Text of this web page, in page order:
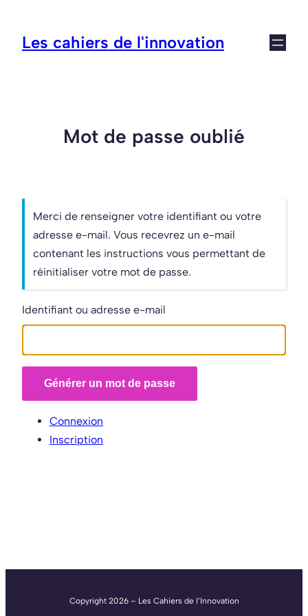
contenu
Les cahiers de l'innovation
Mot de passe oublié
Merci de renseigner votre identifiant ou votre
adresse e-mail. Vous recevrez un e-mail
contenant les instructions vous permettant de
réinitialiser votre mot de passe.
Identifiant ou adresse e-mail
Générer un mot de passe
Connexion
Inscription
Copyright 2026 – Les Cahiers de l’Innovation